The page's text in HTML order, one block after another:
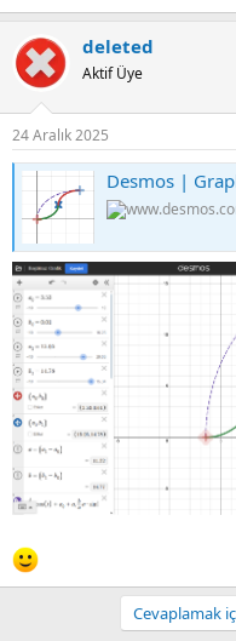
deleted
Aktif Üye
24 Aralık 2025
Desmos |
Cevaplamak